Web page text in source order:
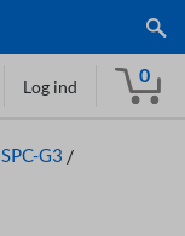
Log ind
0
SPC-G3 /